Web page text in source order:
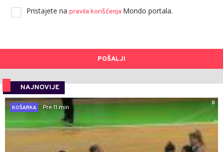
Pristajete na pravila korišćenja Mondo portala.
POŠALJI
NAJNOVIJE
0
KOŠARKA
Pre 11 min